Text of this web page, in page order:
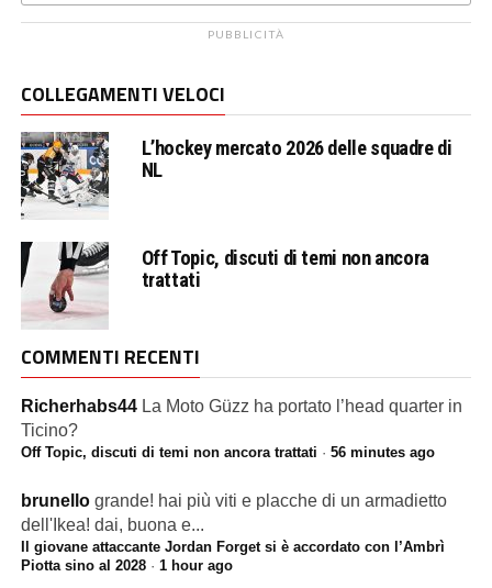
PUBBLICITÀ
COLLEGAMENTI VELOCI
L’hockey mercato 2026 delle squadre di
NL
Off Topic, discuti di temi non ancora
trattati
COMMENTI RECENTI
Richerhabs44 La Moto Güzz ha portato l’head quarter in
Ticino?
Off Topic, discuti di temi non ancora trattati · 56 minutes ago
brunello grande! hai più viti e placche di un armadietto
dell'Ikea! dai, buona e...
Il giovane attaccante Jordan Forget si è accordato con l’Ambrì
Piotta sino al 2028· 1 hour ago